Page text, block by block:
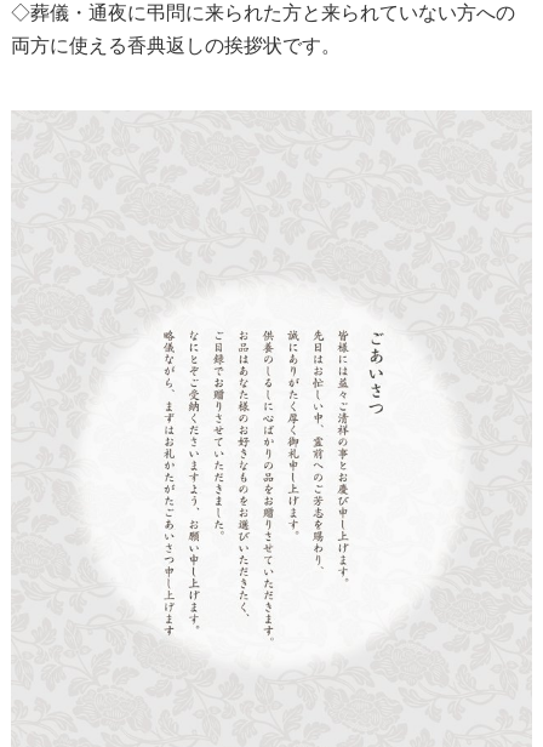
◇葬儀・通夜に弔問に来られた方と来られていない方への
両方に使える香典返しの挨拶状です。